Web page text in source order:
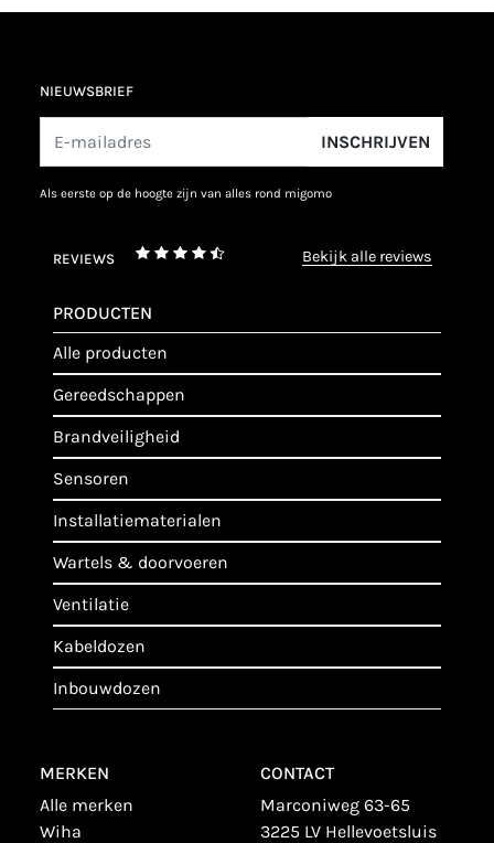
NIEUWSBRIEF
INSCHRIJVEN
als eerste op de hoogte zijn van alles rond migomo
REVIEWS bekijk alle reviews
PRODUCTEN
alle producten
gereedschappen
brandveiligheid
sensoren
installatiematerialen
wartels & doorvoeren
ventilatie
kabeldozen
inbouwdozen
MERKEN
alle merken
wiha
CONTACT
Marconiweg 63-65
3225 LV Hellevoetsluis